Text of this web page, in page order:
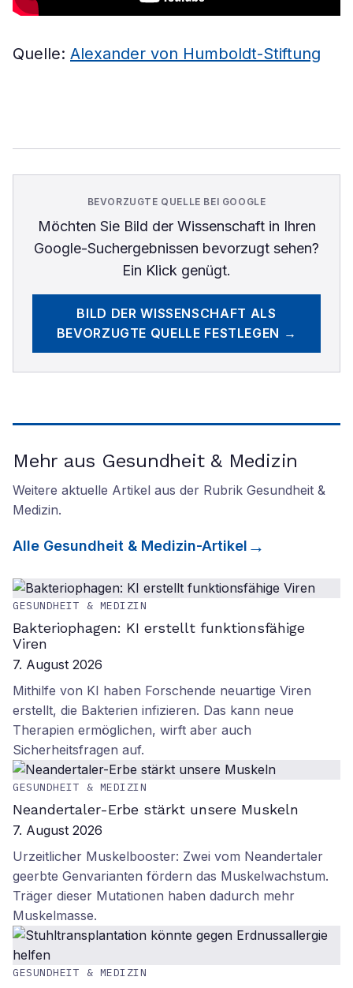
Quelle: Alexander von Humboldt-Stiftung
BEVORZUGTE QUELLE BEI GOOGLE
Möchten Sie Bild der Wissenschaftin Ihren
Google-Suchergebnissen bevorzugt sehen?
Ein Klick genügt.
BILD DER WISSENSCHAFT ALS
BEVORZUGTE QUELLE FESTLEGEN →
Mehr aus Gesundheit & Medizin
Weitere aktuelle Artikel aus der Rubrik Gesundheit &
Medizin.
Alle Gesundheit & Medizin-Artikel
GESUNDHEIT & MEDIZIN
Bakteriophagen: KI erstellt funktionsfähige
Viren
7. August 2026
Mithilfe von KI haben Forschende neuartige Viren
erstellt, die Bakterien infizieren. Das kann neue
Therapien ermöglichen, wirft aber auch
Sicherheitsfragen auf.
GESUNDHEIT & MEDIZIN
Neandertaler-Erbe stärkt unsere Muskeln
7. August 2026
Urzeitlicher Muskelbooster: Zwei vom Neandertaler
geerbte Genvarianten fördern das Muskelwachstum.
Träger dieser Mutationen haben dadurch mehr
Muskelmasse.
GESUNDHEIT & MEDIZIN